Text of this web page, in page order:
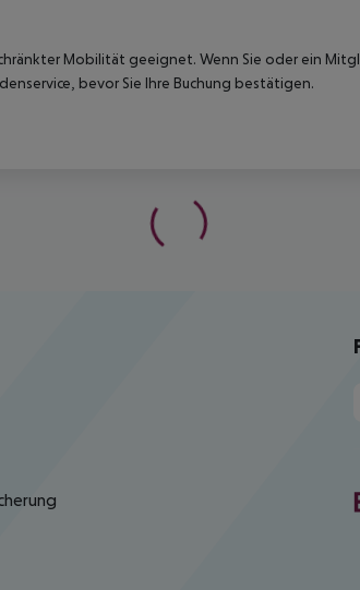
Mobilität geeignet. Wenn Sie oder ein
bevor Sie Ihre Buchung bestätigen.